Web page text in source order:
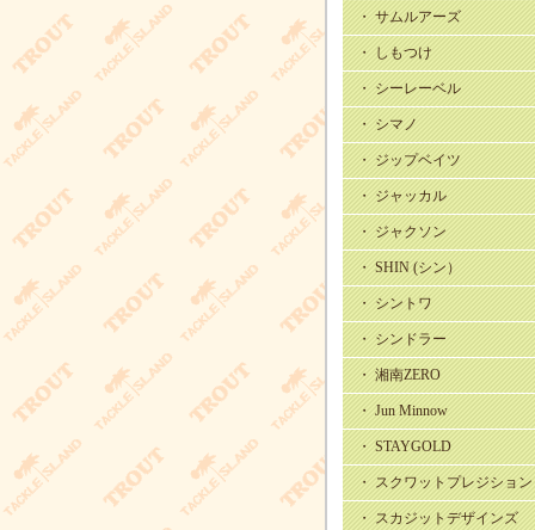
・ サムルアーズ
・ しもつけ
・ シーレーベル
・ シマノ
・ ジップベイツ
・ ジャッカル
・ ジャクソン
・ SHIN (シン）
・ シントワ
・ シンドラー
・ 湘南ZERO
・ Jun Minnow
・ STAYGOLD
・ スクワットプレジション
・ スカジットデザインズ